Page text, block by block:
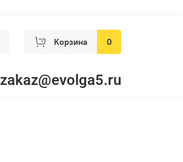
Корзина 0
zakaz@evolga5.ru